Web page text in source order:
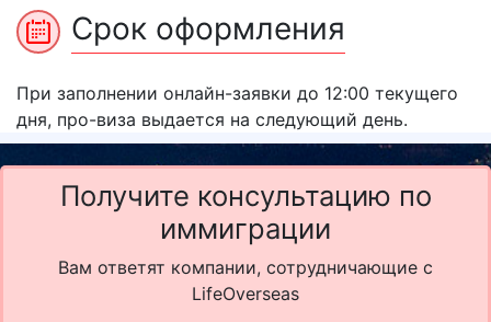
Срок оформления
При заполнении онлайн-заявки до 12:00 текущего
дня, про-виза выдается на следующий день.
Получите консультацию по
иммиграции
Вам ответят компании, сотрудничающие с
LifeOverseas